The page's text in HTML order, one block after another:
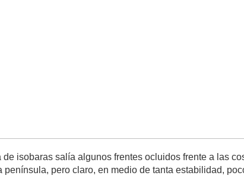
isobaras salía algunos frentes ocluidos frente a las
pero claro, en medio de tanta estabilidad,